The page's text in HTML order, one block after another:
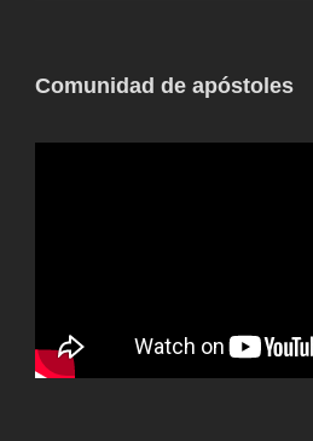
Comunidad de apóstoles